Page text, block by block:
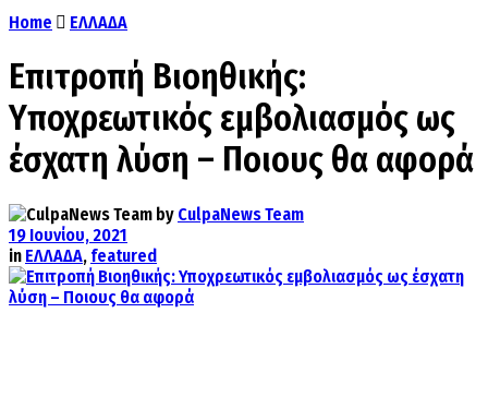
Home ΕΛΛΑΔΑ
Επιτροπή Βιοηθικής:
Υποχρεωτικός εμβολιασμός ως
έσχατη λύση – Ποιους θα αφορά
by CulpaNews Team
19 Ιουνίου, 2021
in ΕΛΛΑΔΑ, featured